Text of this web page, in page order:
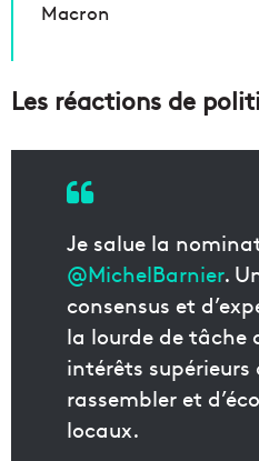
Macron
Les réactions de
Je salue la
@MichelBarnier.
consensus et
la lourde de tâche
intérêts
rassembler et
locaux.